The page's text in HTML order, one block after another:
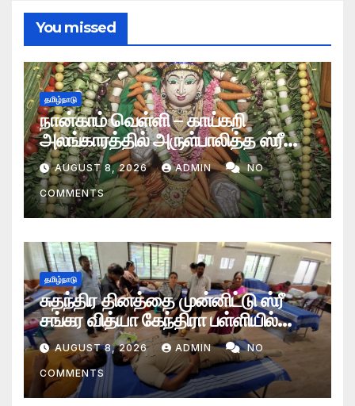
You missed
தமிழ்நாடு
நான்காம் வெள்ளி – காய்கறி
அலங்காரத்தில் அருள்பாலித்த ஸ்ரீ
தாய் மூகாம்பிகை அம்மன்
AUGUST 8, 2026 ADMIN NO
COMMENTS
தமிழ்நாடு
சுதந்திர தினத்தை முன்னிட்டு ஸ்ரீ
சங்கர வித்யா கேந்திரா பள்ளியில்
ரத்ததான முகாம்
AUGUST 8, 2026 ADMIN NO
COMMENTS